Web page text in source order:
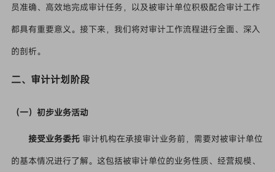
员准确、高效地完成审计任务，以及被审计单位积极配合审计工作
都具有重要意义。接下来，我们将对审计工作流程进行全面、深入
的剖析。
二、审计计划阶段
（一）初步业务活动
接受业务委托审计机构在承接审计业务前，需要对被审计单位
的基本情况进行了解。这包括被审计单位的业务性质、经营规模、